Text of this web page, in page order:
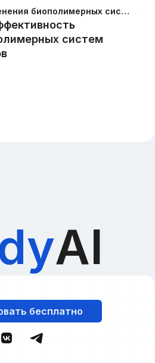
Эффективность применения биополимерных систем буровых растворов
AI
бесплатно